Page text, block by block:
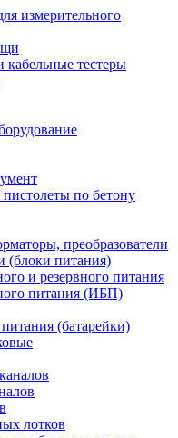
измерительного
кабельные тестеры
по бетону
преобразователи
(блоки питания)
и резервного питания
питания (ИБП)
(батарейки)
лотков